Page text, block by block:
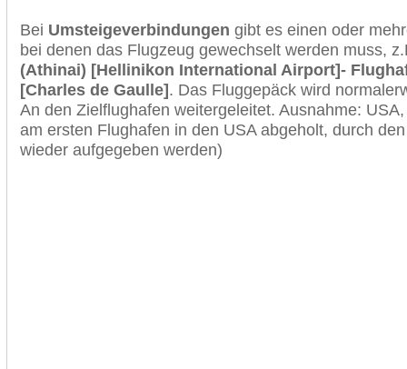
Bei Umsteigeverbindungen gibt es einen oder
bei denen das Flugzeug gewechselt werden muss,
(Athinai) [Hellinikon International Airport]-
[Charles de Gaulle]. Das Fluggepäck wird
An den Zielflughafen weitergeleitet. Ausnahme:
am ersten Flughafen in den USA abgeholt, durch
wieder aufgegeben werden)